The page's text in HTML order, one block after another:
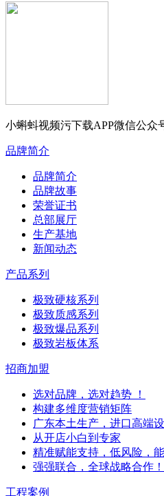
小蝌蚪视频污下载APP微信公众
品牌简介
品牌简介
品牌故事
荣誉证书
总部展厅
生产基地
新闻动态
产品系列
极致硬核系列
极致质感系列
极致爆品系列
极致岩板体系
招商加盟
选对品牌，选对趋势 ！
构建多维度营销矩阵
广东本土生产，进口高端
从开店小白到专家
精准赋能支持，低风险，
强强联合，全球战略合作！
工程案例